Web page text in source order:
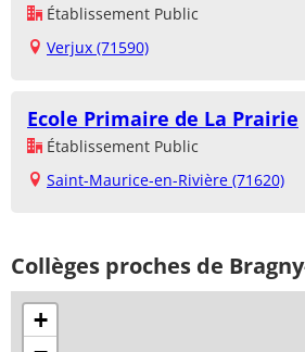
Établissement Public
Verjux (71590)
Ecole Primaire de La Prairie
Établissement Public
Saint-Maurice-en-Rivière (71620)
Collèges proches de
+